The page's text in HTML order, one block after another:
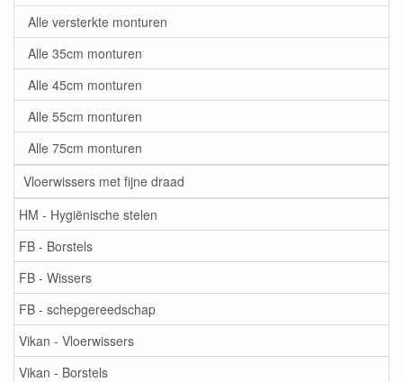
Alle versterkte monturen
Alle 35cm monturen
Alle 45cm monturen
Alle 55cm monturen
Alle 75cm monturen
Vloerwissers met fijne draad
HM - Hygiënische stelen
FB - Borstels
FB - Wissers
FB - schepgereedschap
Vikan - Vloerwissers
Vikan - Borstels